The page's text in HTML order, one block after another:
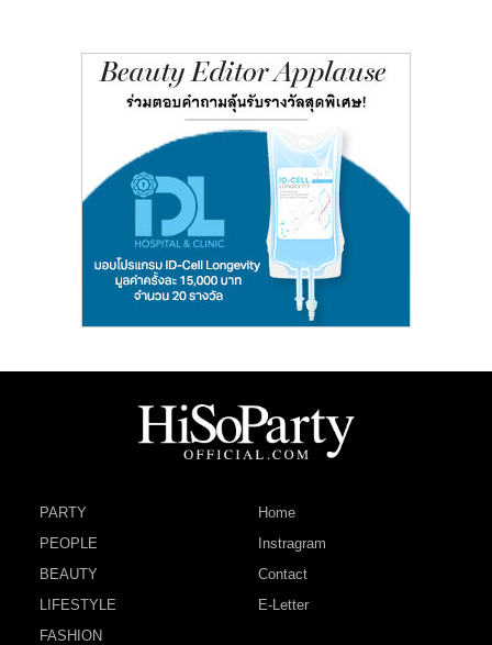
PARTY
PEOPLE
BEAUTY
LIFESTYLE
FASHION
Home
Instragram
Contact
E-Letter